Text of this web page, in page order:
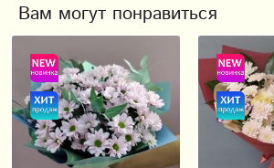
Вам могут понравиться